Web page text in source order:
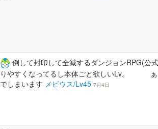
倒して封印して全滅するダンジョンRPG(
りやすくなってるし本体ごと欲しいLv。 ぁ
でしまいます メビウス/Lv45 7月4日